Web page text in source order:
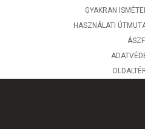
GYAKRAN
HASZNÁLATI
ÁSZF